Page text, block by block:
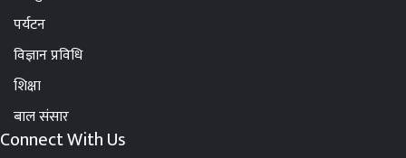
पर्यटन
विज्ञान प्रविधि
शिक्षा
बाल संसार
Connect With Us